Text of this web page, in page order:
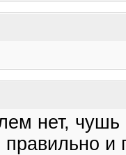
нет,
правильно